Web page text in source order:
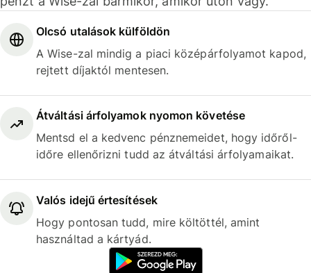
Olcsó utalások külföldön
A Wise-zal mindig a piaci középárfolyamot kapod,
rejtett díjaktól mentesen.
Átváltási árfolyamok nyomon követése
Mentsd el a kedvenc pénznemeidet, hogy időről-
időre ellenőrizni tudd az átváltási árfolyamaikat.
Valós idejű értesítések
Hogy pontosan tudd, mire költöttél, amint
használtad a kártyád.